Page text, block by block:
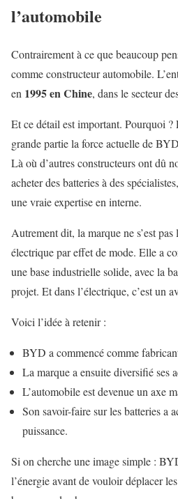
l’automobile
Contrairement à ce que beaucoup
comme constructeur automobile.
en 1995 en Chine, dans le secteur
Et ce détail est important. Pourquoi ?
grande partie la force actuelle de
Là où d’autres constructeurs ont dû
acheter des batteries à des
une vraie expertise en interne.
Autrement dit, la marque ne s’est
électrique par effet de mode. Elle a
une base industrielle solide, avec la
projet. Et dans l’électrique, c’est un
Voici l’idée à retenir :
BYD a commencé comme
La marque a ensuite diversifié ses
L’automobile est devenue un axe
Son savoir-faire sur les batteries a
puissance.
Si on cherche une image simple :
l’énergie avant de vouloir déplacer